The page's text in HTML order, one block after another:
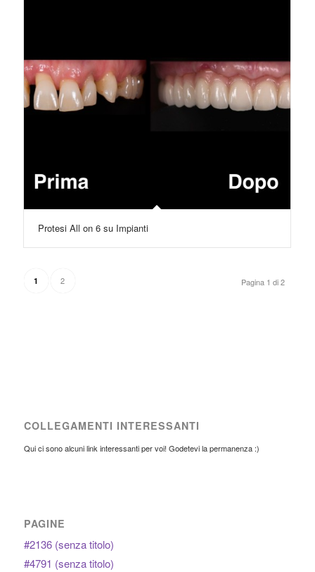
Protesi All on 6 su Impianti
Pagina 1 di 2
1 2
COLLEGAMENTI INTERESSANTI
Qui ci sono alcuni link interessanti per voi! Godetevi la permanenza :)
PAGINE
#2136 (senza titolo)
#4791 (senza titolo)